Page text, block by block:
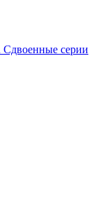
Сдвоенные серии